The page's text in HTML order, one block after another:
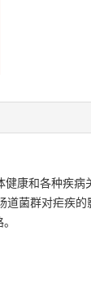
康和各种疾
菌群对疟疾